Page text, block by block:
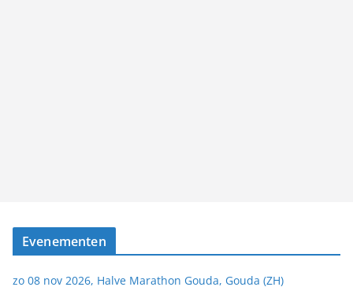
Evenementen
zo 08 nov 2026, Halve Marathon Gouda, Gouda (ZH)